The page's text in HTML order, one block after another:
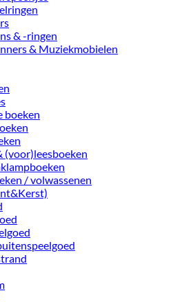
& -ringen
& Muziekmobielen
boeken
(voor)leesboeken
/ volwassenen